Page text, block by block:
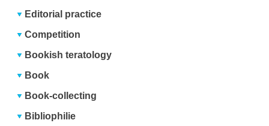
Editorial practice
Competition
Bookish teratology
Book
Book-collecting
Bibliophilie